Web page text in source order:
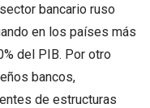
bancario ruso
en los países más
del PIB. Por otro
bancos,
de estructuras